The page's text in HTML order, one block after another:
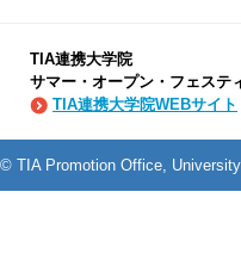
TIA連携大学院
サマー・オープン・フェステ
TIA連携大学院WEBサイト
© TIA Promotion Office,